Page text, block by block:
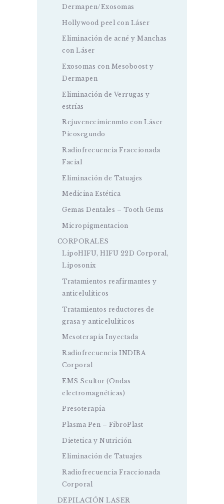
Dermapen/Exosomas
Hollywood peel con Láser
Eliminación de acné y Manchas
con Láser
Exosomas con Mesoboost y
Dermapen
Eliminación de Verrugas y
estrías
Rejuvenecimienmto con Láser
Picosegundo
Radiofrecuencia Fraccionada
Facial
Eliminación de Tatuajes
Medicina Estética
Gemas Dentales – Tooth Gems
Micropigmentacion
CORPORALES
LipoHIFU, HIFU 22D Corporal,
Liposonix
Tratamientos reafirmantes y
anticelulíticos
Tratamientos reductores de
grasa y anticelulíticos
Mesoterapia Inyectada
Radiofrecuencia INDIBA
Corporal
EMS Scultor (Ondas
electromagnéticas)
Presoterapia
Plasma Pen – FibroPlast
Dietetica y Nutrición
Eliminación de Tatuajes
Radiofrecuencia Fraccionada
Corporal
DEPILACIÓN LASER